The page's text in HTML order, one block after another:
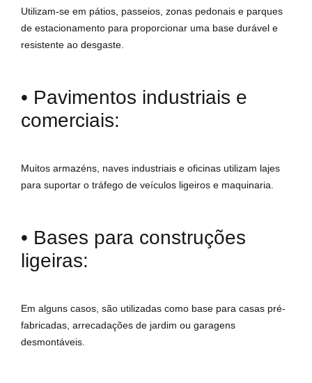
Utilizam-se em pátios, passeios, zonas pedonais e parques
de estacionamento para proporcionar uma base durável e
resistente ao desgaste.
• Pavimentos industriais e
comerciais:
Muitos armazéns, naves industriais e oficinas utilizam lajes
para suportar o tráfego de veículos ligeiros e maquinaria.
• Bases para construções
ligeiras:
Em alguns casos, são utilizadas como base para casas pré-
fabricadas, arrecadações de jardim ou garagens
desmontáveis.